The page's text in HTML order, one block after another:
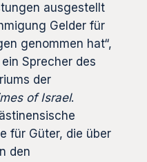
ausgestellt
Gelder für
genommen hat“,
Sprecher des
der
of Israel.
für Güter, die über
den